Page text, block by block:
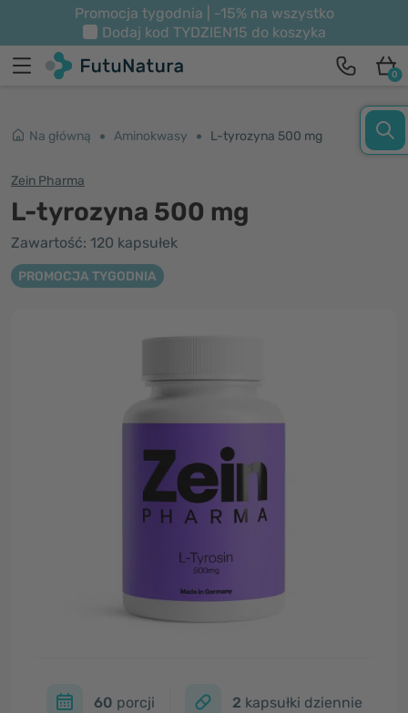
Promocja tygodnia | -15% na wszystko
Dodaj kod TYDZIEN15 do koszyka
0
Na główną Aminokwasy L-tyrozyna 500 mg
Zein Pharma
L-tyrozyna 500 mg
Zawartość: 120 kapsułek
PROMOCJA TYGODNIA
60 porcji 2 kapsułki dziennie